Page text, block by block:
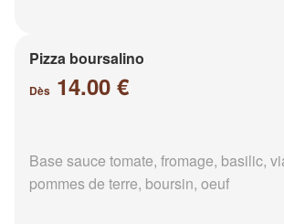
Pizza boursalino
Dès 14.00 €
Base sauce tomate, fromage, basilic,
pommes de terre, boursin, oeuf